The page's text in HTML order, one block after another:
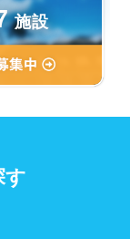
施設
す